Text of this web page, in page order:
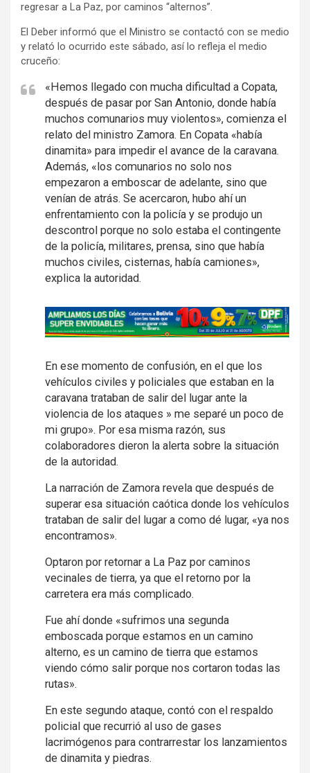
regresar a La Paz, por caminos “alternos”.
El Deber informó que el Ministro se contactó con se medio
y relató lo ocurrido este sábado, así lo refleja el medio
cruceño:
«Hemos llegado con mucha dificultad a Copata,
después de pasar por San Antonio, donde había
muchos comunarios muy violentos», comienza el
relato del ministro Zamora. En Copata «había
dinamita» para impedir el avance de la caravana.
Además, «los comunarios no solo nos
empezaron a emboscar de adelante, sino que
venían de atrás. Se acercaron, hubo ahí un
enfrentamiento con la policía y se produjo un
descontrol porque no solo estaba el contingente
de la policía, militares, prensa, sino que había
muchos civiles, cisternas, había camiones»,
explica la autoridad.
A
d
e
r
t
i
s
e
e
n
t
En ese momento de confusión, en el que los
vehículos civiles y policiales que estaban en la
caravana trataban de salir del lugar ante la
violencia de los ataques » me separé un poco de
mi grupo». Por esa misma razón, sus
colaboradores dieron la alerta sobre la situación
de la autoridad.
La narración de Zamora revela que después de
superar esa situación caótica donde los vehículos
trataban de salir del lugar a como dé lugar, «ya nos
encontramos».
Optaron por retornar a La Paz por caminos
vecinales de tierra, ya que el retorno por la
carretera era más complicado.
Fue ahí donde «sufrimos una segunda
emboscada porque estamos en un camino
alterno, es un camino de tierra que estamos
viendo cómo salir porque nos cortaron todas las
rutas».
En este segundo ataque, contó con el respaldo
policial que recurrió al uso de gases
lacrimógenos para contrarrestar los lanzamientos
de dinamita y piedras.